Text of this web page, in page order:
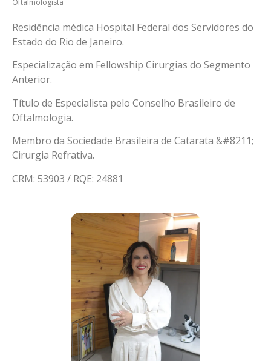
Oftalmologista
Residência médica Hospital Federal dos Servidores do
Estado do Rio de Janeiro.
Especialização em Fellowship Cirurgias do Segmento
Anterior.
Título de Especialista pelo Conselho Brasileiro de
Oftalmologia.
Membro da Sociedade Brasileira de Catarata &#8211;
Cirurgia Refrativa.
CRM: 53903 / RQE: 24881